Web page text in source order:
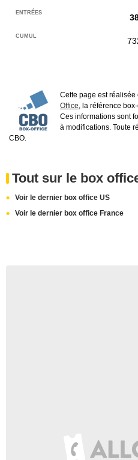
Cette page est
Office, la référence
Ces informations sont
à modifications. Toute
CBO.
Tout sur le box
Voir le dernier box office US
Voir le dernier box office France